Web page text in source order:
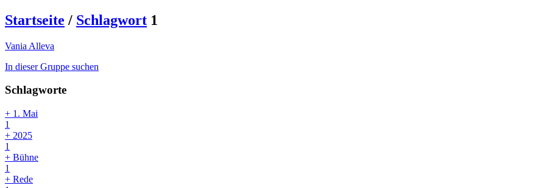
Startseite / Schlagwort 1
Vania Alleva
In dieser Gruppe suchen
Schlagworte
+ 1. Mai
1
+ 2025
1
+ Bühne
1
+ Rede